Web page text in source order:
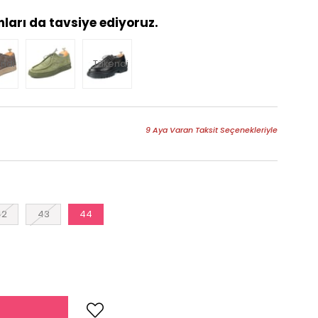
da tavsiye ediyoruz.
Tükendi
9 Aya Varan Taksit Seçenekleriyle
43 44